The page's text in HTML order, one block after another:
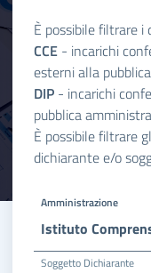
È possibile filtrare i
CCE - incarichi
esterni alla
DIP - incarichi
pubblica
È possibile filtrare
dichiarante e/o
Amministrazione
Istituto
Soggetto Dichiarante